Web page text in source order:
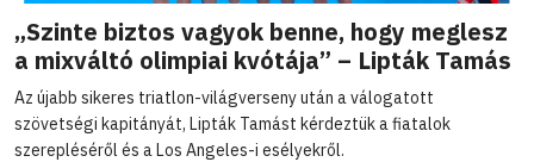
„Szinte biztos vagyok benne, hogy meglesz
a mixváltó olimpiai kvótája” – Lipták Tamás
Az újabb sikeres triatlon-világverseny után a válogatott
szövetségi kapitányát, Lipták Tamást kérdeztük a fiatalok
szerepléséről és a Los Angeles-i esélyekről.